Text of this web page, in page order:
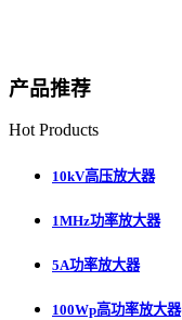
产品推荐
Hot Products
10kV高压放大器
1MHz功率放大器
5A功率放大器
100Wp高功率放大器